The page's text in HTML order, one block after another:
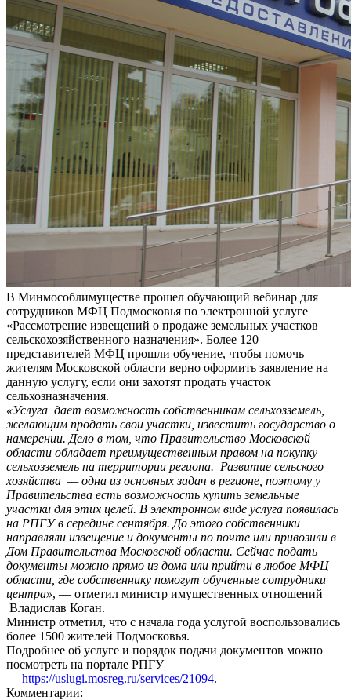
В Минмособлимуществе прошел обучающий вебинар для
сотрудников МФЦ Подмосковья по электронной услуге
«Рассмотрение извещений о продаже земельных участков
сельскохозяйственного назначения». Более 120
представителей МФЦ прошли обучение, чтобы помочь
жителям Московской области верно оформить заявление на
данную услугу, если они захотят продать участок
сельхозназначения.
«Услуга дает возможность собственникам сельхозземель,
желающим продать свои участки, известить государство о
намерении. Дело в том, что Правительство Московской
области обладает преимущественным правом на покупку
сельхозземель на территории региона. Развитие сельского
хозяйства — одна из основных задач в регионе, поэтому у
Правительства есть возможность купить земельные
участки для этих целей. В электронном виде услуга появилась
на РПГУ в середине сентября. До этого собственники
направляли извещение и документы по почте или привозили в
Дом Правительства Московской области. Сейчас подать
документы можно прямо из дома или прийти в любое МФЦ
области, где собственнику помогут обученные сотрудники
центра», — отметил министр имущественных отношений
Владислав Коган.
Министр отметил, что с начала года услугой воспользовались
более 1500 жителей Подмосковья.
Подробнее об услуге и порядок подачи документов можно
посмотреть на портале РПГУ
— https://uslugi.mosreg.ru/services/21094.
Комментарии: